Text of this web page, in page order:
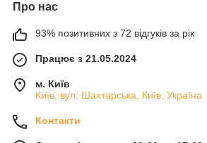
Про нас
93% позитивних з 72 відгуків за рік
Працює з 21.05.2024
м. Київ
Київ, вул. Шахтарська, Київ, Україна
Контакти